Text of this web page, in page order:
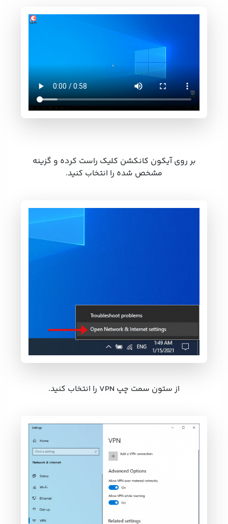
بر روی آیکون کانکشن کلیک راست کرده و گزینه
مشخص شده را انتخاب کنید.
از ستون سمت چپ VPN را انتخاب کنید.